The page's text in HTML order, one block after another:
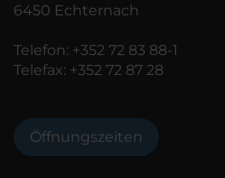
6450 Echternach
Telefon: +352 72 83 88-1
Telefax: +352 72 87 28
Öffnungszeiten